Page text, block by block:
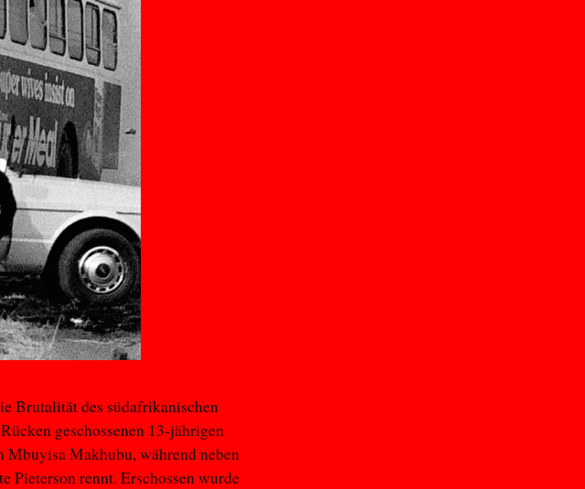
Brutalität des südafrikanischen
geschossenen 13-jährigen
Mbuyisa Makhubu, während neben
Pieterson rennt. Erschossen wurde